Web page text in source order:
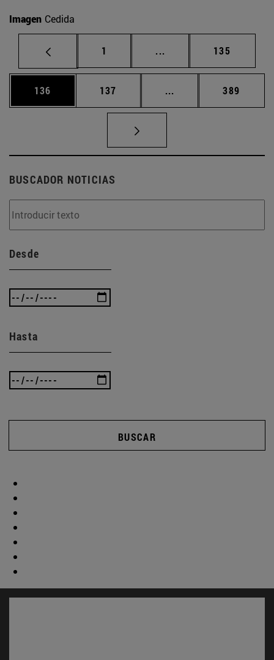
Imagen Cedida
Página
1 ... Páginas intermedias
Página
135
Página
136 Página
137 ... Páginas intermedias
Página
389
BUSCADOR NOTICIAS
Desde
Hasta
BUSCAR